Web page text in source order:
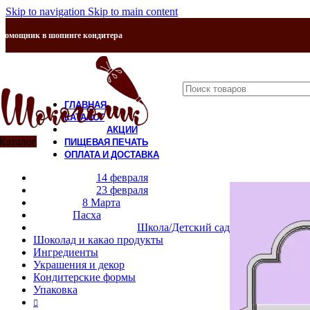
Skip to navigation Skip to main content
в шопинге кондитера
14 февраля
23 февраля
8 Марта
Пасха
Школа/Детский сад
Шоколад и какао продукты
Ингредиенты
Украшения и декор
Кондитерские формы
Упаковка
ГЛАВНАЯ
КАТАЛОГ
АКЦИИ
ПИЩЕВАЯ ПЕЧАТЬ
ОПЛАТА И ДОСТАВКА